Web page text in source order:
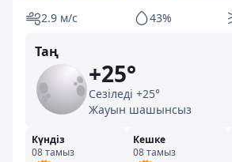
2.9 м/с 43%
Таң
+25°
Сезіледі +25°
Жауын шашынсыз
Күндіз
08 тамыз
Кешке
08 тамыз